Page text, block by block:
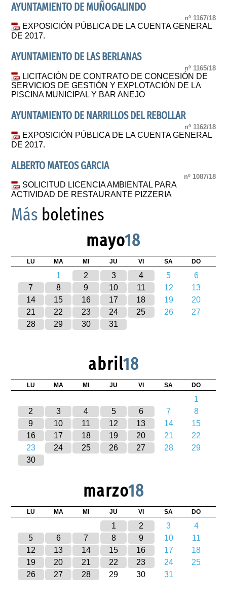
AYUNTAMIENTO DE MUÑOGALINDO
nº 1167/18
EXPOSICIÓN PÚBLICA DE LA CUENTA GENERAL
DE 2017.
AYUNTAMIENTO DE LAS BERLANAS
nº 1165/18
LICITACIÓN DE CONTRATO DE CONCESIÓN DE
SERVICIOS DE GESTIÓN Y EXPLOTACIÓN DE LA
PISCINA MUNICIPAL Y BAR ANEJO
AYUNTAMIENTO DE NARRILLOS DEL REBOLLAR
nº 1162/18
EXPOSICIÓN PÚBLICA DE LA CUENTA GENERAL
DE 2017.
ALBERTO MATEOS GARCIA
nº 1087/18
SOLICITUD LICENCIA AMBIENTAL PARA
ACTIVIDAD DE RESTAURANTE PIZZERIA
Más boletines
mayo18
LU MA MI JU VI SA DO
1 2 3 4 5
6
7
8 9 10 11 12
13
14
15 16 17 18 19
20
21
22 23 24 25 26
27
28
29 30 31
abril18
LU MA MI JU VI SA DO
1
2
3 4 5 6 7
8
9
10 11 12 13 14
15
16
17 18 19 20 21
22
23
24 25 26 27 28
29
30
marzo18
LU MA MI JU VI SA DO
1 2 3
4
5
6 7 8 9 10
11
12
13 14 15 16 17
18
19
20 21 22 23 24
25
26
27 28 29 30 31